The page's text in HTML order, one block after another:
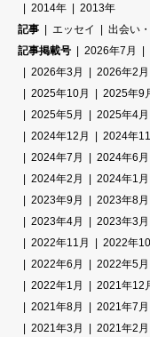
2014年
2013年
記事
エッセイ 出会い
記事掲載号
2026年7月
2026年3月
2026年2月
2025年10月
2025年9
2025年5月
2025年4月
2024年12月
2024年
2024年7月
2024年6月
2024年2月
2024年1月
2023年9月
2023年8月
2023年4月
2023年3月
2022年11月
2022年
2022年6月
2022年5月
2022年1月
2021年12
2021年8月
2021年7月
2021年3月
2021年2月